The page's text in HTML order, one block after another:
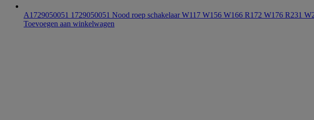
A1729050051 1729050051 Nood roep schakelaar W117 W156 W166 R172 W176 R231
Toevoegen aan winkelwagen